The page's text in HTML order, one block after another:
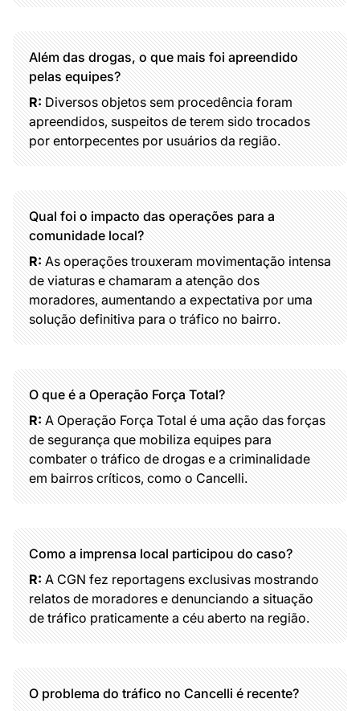
Além das drogas, o que mais foi apreendido
pelas equipes?
R:Diversos objetos sem procedência foram
apreendidos, suspeitos de terem sido trocados
por entorpecentes por usuários da região.
Qual foi o impacto das operações para a
comunidade local?
R:As operações trouxeram movimentação intensa
de viaturas e chamaram a atenção dos
moradores, aumentando a expectativa por uma
solução definitiva para o tráfico no bairro.
O que é a Operação Força Total?
R:A Operação Força Total é uma ação das forças
de segurança que mobiliza equipes para
combater o tráfico de drogas e a criminalidade
em bairros críticos, como o Cancelli.
Como a imprensa local participou do caso?
R:A CGN fez reportagens exclusivas mostrando
relatos de moradores e denunciando a situação
de tráfico praticamente a céu aberto na região.
O problema do tráfico no Cancelli é recente?